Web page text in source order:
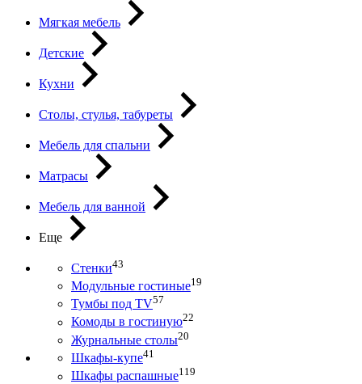
Мягкая мебель
Детские
Кухни
Столы, стулья, табуреты
Мебель для спальни
Матрасы
Мебель для ванной
Еще
Стенки43
Модульные гостиные19
Тумбы под ТV57
Комоды в гостиную22
Журнальные столы20
Шкафы-купе41
Шкафы распашные119